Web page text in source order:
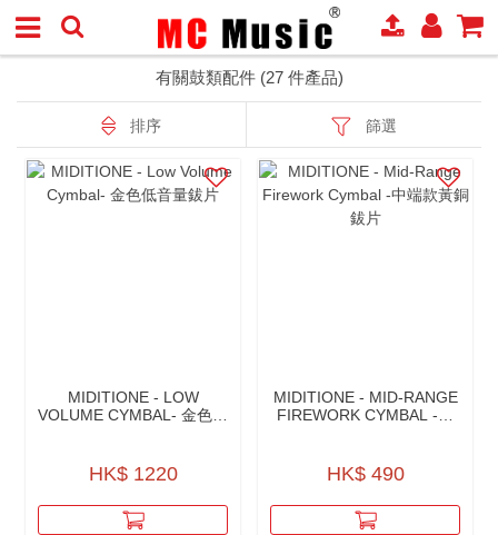
有關鼓類配件 (27 件產品)
排序 篩選
MIDITIONE - LOW
VOLUME CYMBAL- 金色低
HK$ 1220
MIDITIONE - MID-RANGE
FIREWORK CYMBAL -中
HK$ 490